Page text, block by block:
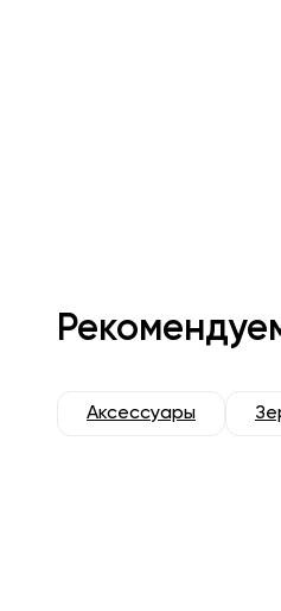
Аксессуары